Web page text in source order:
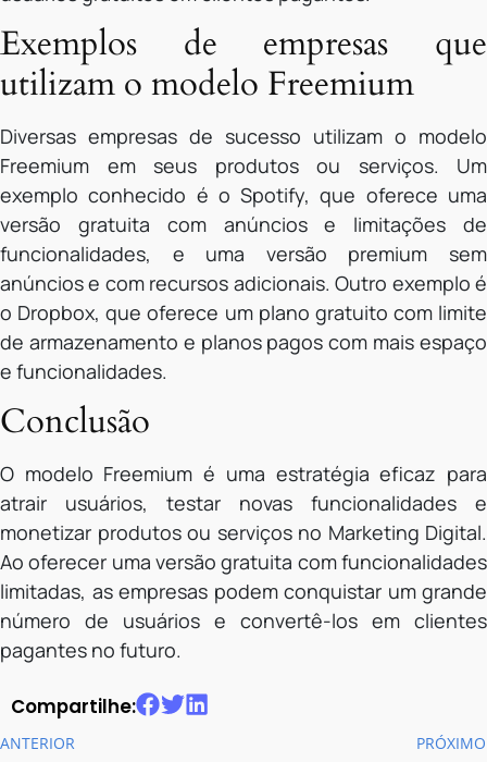
Exemplos de empresas que
utilizam o modelo Freemium
Diversas empresas de sucesso utilizam o modelo
Freemium em seus produtos ou serviços. Um
exemplo conhecido é o Spotify, que oferece uma
versão gratuita com anúncios e limitações de
funcionalidades, e uma versão premium sem
anúncios e com recursos adicionais. Outro exemplo é
o Dropbox, que oferece um plano gratuito com limite
de armazenamento e planos pagos com mais espaço
e funcionalidades.
Conclusão
O modelo Freemium é uma estratégia eficaz para
atrair usuários, testar novas funcionalidades e
monetizar produtos ou serviços no Marketing Digital.
Ao oferecer uma versão gratuita com funcionalidades
limitadas, as empresas podem conquistar um grande
número de usuários e convertê-los em clientes
pagantes no futuro.
Compartilhe:
ANTERIOR PRÓXIMO